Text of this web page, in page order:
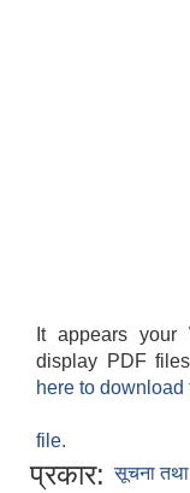
It appears
display PDF
here to download
file.
प्रकार: सूचना तथा